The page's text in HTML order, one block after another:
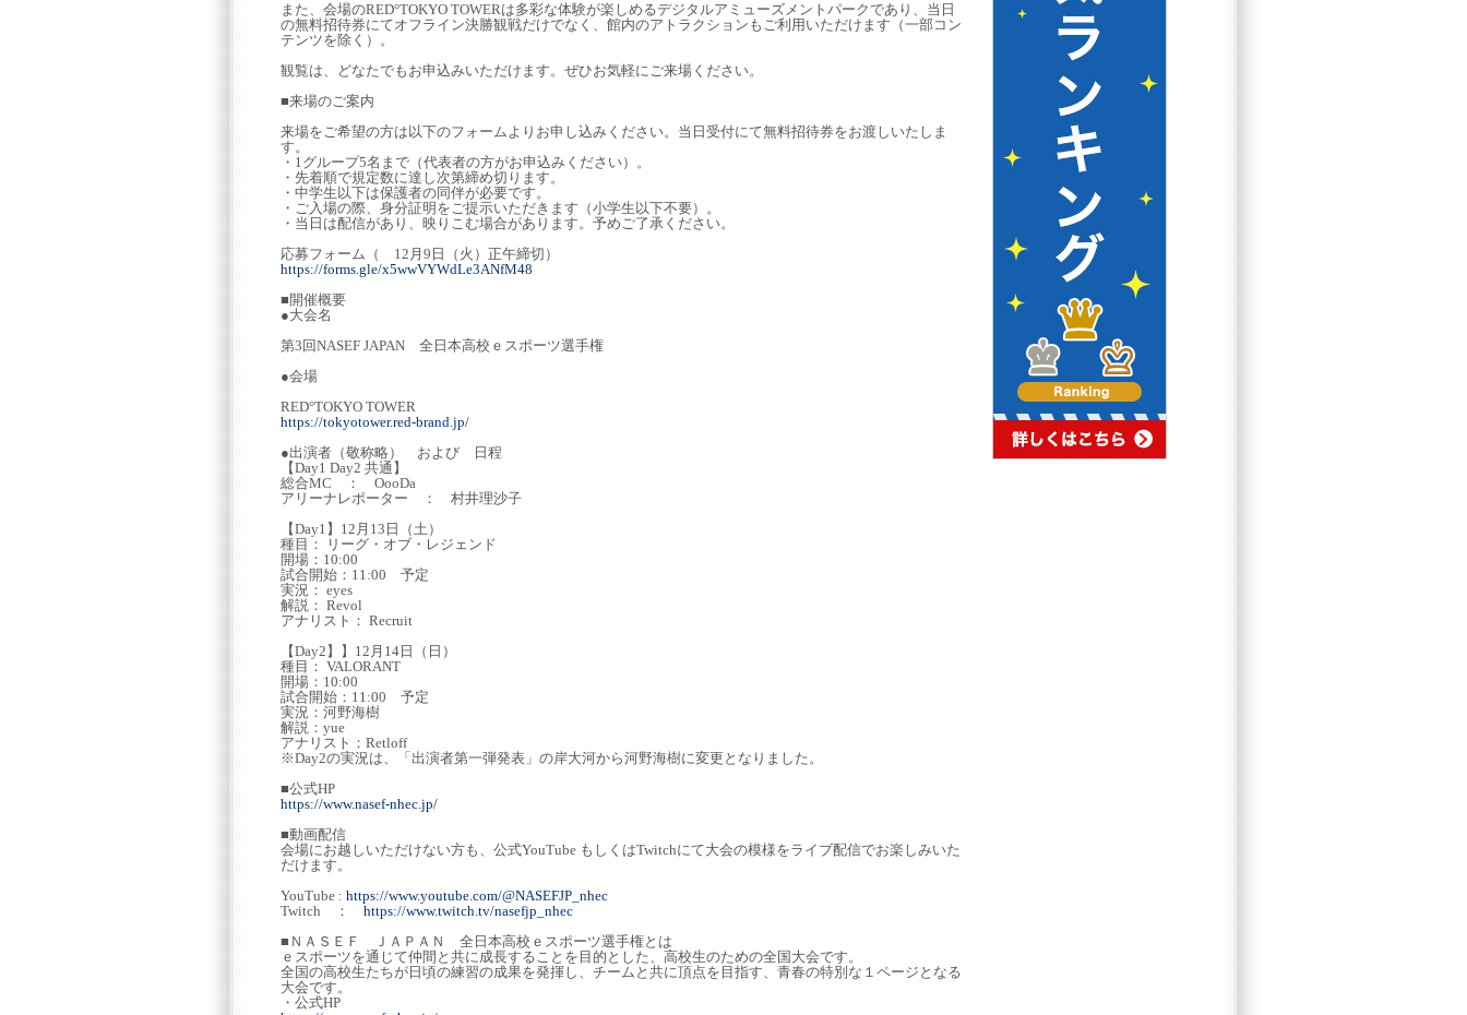
また、会場のRED°TOKYO TOWERは多彩な体験が楽しめるデジタルアミューズメントパークであり、当日
の無料招待券にてオフライン決勝観戦だけでなく、館内のアトラクションもご利用いただけます（一部コン
テンツを除く）。
観覧は、どなたでもお申込みいただけます。ぜひお気軽にご来場ください。
■来場のご案内
来場をご希望の方は以下のフォームよりお申し込みください。当日受付にて無料招待券をお渡しいたしま
す。
・1グループ5名まで（代表者の方がお申込みください）。
・先着順で規定数に達し次第締め切ります。
・中学生以下は保護者の同伴が必要です。
・ご入場の際、身分証明をご提示いただきます（小学生以下不要）。
・当日は配信があり、映りこむ場合があります。予めご了承ください。
応募フォーム（ 12月9日（火）正午締切）
https://forms.gle/x5wwVYWdLe3ANfM48
■開催概要
●大会名
第3回NASEF JAPAN 全日本高校ｅスポーツ選手権
●会場
RED°TOKYO TOWER
https://tokyotower.red-brand.jp/
●出演者（敬称略） および 日程
【Day1 Day2 共通】
総合MC ： OooDa
アリーナレポーター ： 村井理沙子
【Day1】12月13日（土）
種目： リーグ・オブ・レジェンド
開場：10:00
試合開始：11:00 予定
実況： eyes
解説： Revol
アナリスト： Recruit
【Day2】】12月14日（日）
種目： VALORANT
開場：10:00
試合開始：11:00 予定
実況：河野海樹
解説：yue
アナリスト：Retloff
※Day2の実況は、「出演者第一弾発表」の岸大河から河野海樹に変更となりました。
■公式HP
https://www.nasef-nhec.jp/
■動画配信
会場にお越しいただけない方も、公式YouTube もしくはTwitchにて大会の模様をライブ配信でお楽しみいた
だけます。
YouTube : https://www.youtube.com/@NASEFJP_nhec
Twitch ： https://www.twitch.tv/nasefjp_nhec
■ＮＡＳＥＦ ＪＡＰＡＮ 全日本高校ｅスポーツ選手権とは
ｅスポーツを通じて仲間と共に成長することを目的とした、高校生のための全国大会です。
全国の高校生たちが日頃の練習の成果を発揮し、チームと共に頂点を目指す、青春の特別な１ページとなる
大会です。
・公式HP